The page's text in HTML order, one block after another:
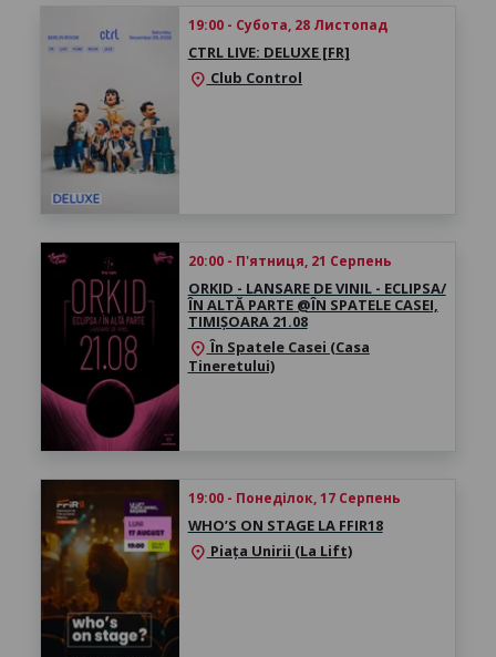
19:00 - Субота, 28 Листопад
CTRL LIVE: DELUXE [FR]
location_on Club Control
20:00 - П'ятниця, 21 Серпень
ORKID - LANSARE DE VINIL - ECLIPSA/
ÎN ALTĂ PARTE @ÎN SPATELE CASEI,
TIMIȘOARA 21.08
location_onÎn Spatele Casei (Casa
Tineretului)
19:00 - Понеділок, 17 Серпень
WHO’S ON STAGE LA FFIR18
location_on Piața Unirii (La Lift)